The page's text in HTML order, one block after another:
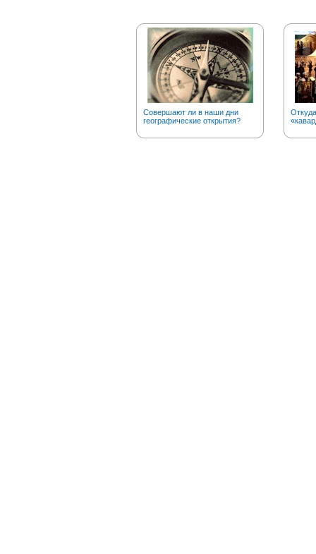
Совершают ли в наши дни
географические открытия?